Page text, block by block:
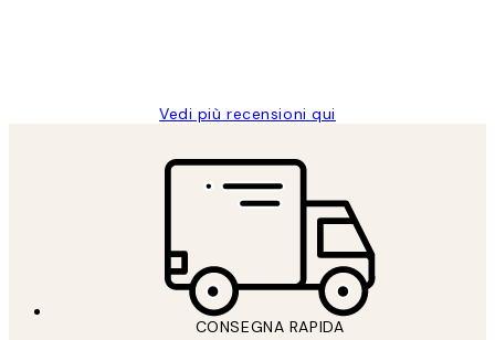
Vedi più recensioni qui
CONSEGNA RAPIDA